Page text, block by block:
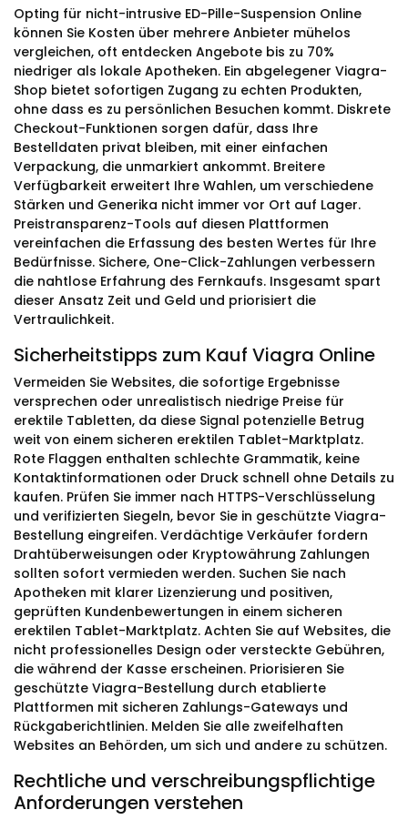
Opting für nicht-intrusive ED-Pille-Suspension Online
können Sie Kosten über mehrere Anbieter mühelos
vergleichen, oft entdecken Angebote bis zu 70%
niedriger als lokale Apotheken. Ein abgelegener Viagra-
Shop bietet sofortigen Zugang zu echten Produkten,
ohne dass es zu persönlichen Besuchen kommt. Diskrete
Checkout-Funktionen sorgen dafür, dass Ihre
Bestelldaten privat bleiben, mit einer einfachen
Verpackung, die unmarkiert ankommt. Breitere
Verfügbarkeit erweitert Ihre Wahlen, um verschiedene
Stärken und Generika nicht immer vor Ort auf Lager.
Preistransparenz-Tools auf diesen Plattformen
vereinfachen die Erfassung des besten Wertes für Ihre
Bedürfnisse. Sichere, One-Click-Zahlungen verbessern
die nahtlose Erfahrung des Fernkaufs. Insgesamt spart
dieser Ansatz Zeit und Geld und priorisiert die
Vertraulichkeit.
Sicherheitstipps zum Kauf Viagra Online
Vermeiden Sie Websites, die sofortige Ergebnisse
versprechen oder unrealistisch niedrige Preise für
erektile Tabletten, da diese Signal potenzielle Betrug
weit von einem sicheren erektilen Tablet-Marktplatz.
Rote Flaggen enthalten schlechte Grammatik, keine
Kontaktinformationen oder Druck schnell ohne Details zu
kaufen. Prüfen Sie immer nach HTTPS-Verschlüsselung
und verifizierten Siegeln, bevor Sie in geschützte Viagra-
Bestellung eingreifen. Verdächtige Verkäufer fordern
Drahtüberweisungen oder Kryptowährung Zahlungen
sollten sofort vermieden werden. Suchen Sie nach
Apotheken mit klarer Lizenzierung und positiven,
geprüften Kundenbewertungen in einem sicheren
erektilen Tablet-Marktplatz. Achten Sie auf Websites, die
nicht professionelles Design oder versteckte Gebühren,
die während der Kasse erscheinen. Priorisieren Sie
geschützte Viagra-Bestellung durch etablierte
Plattformen mit sicheren Zahlungs-Gateways und
Rückgaberichtlinien. Melden Sie alle zweifelhaften
Websites an Behörden, um sich und andere zu schützen.
Rechtliche und verschreibungspflichtige
Anforderungen verstehen